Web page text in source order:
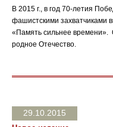
В 2015 г., в год 70-летия
фашистскими захватчиками
«Память сильнее
родное Отечество.
29.10.2015